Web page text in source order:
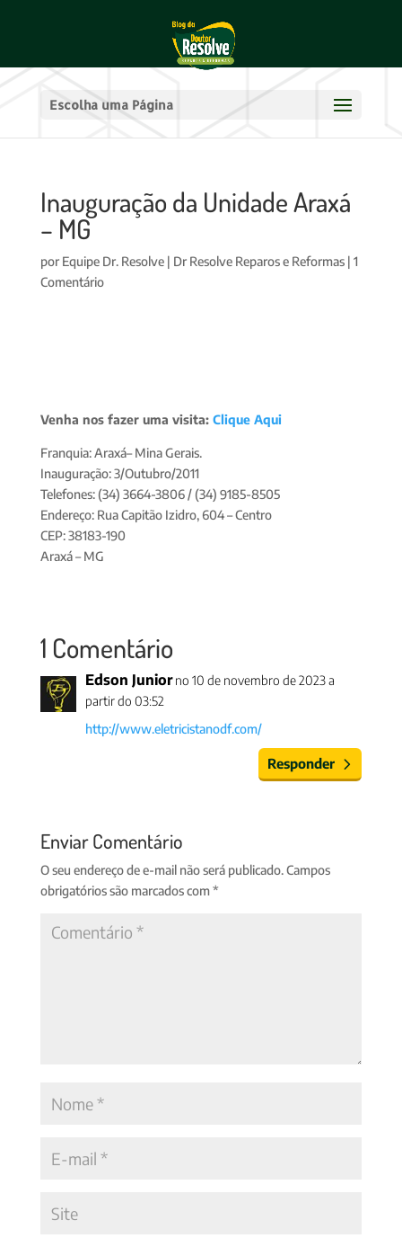
Escolha uma Página
Inauguração da Unidade Araxá
– MG
por Equipe Dr. Resolve| Dr Resolve Reparos e Reformas| 1
Comentário
Venha nos fazer uma visita: Clique Aqui
Franquia: Araxá– Mina Gerais.
Inauguração: 3/Outubro/2011
Telefones: (34) 3664-3806 / (34) 9185-8505
Endereço: Rua Capitão Izidro, 604 – Centro
CEP: 38183-190
Araxá – MG
1 Comentário
Edson Junior no 10 de novembro de 2023 a
partir do 03:52
http://www.eletricistanodf.com/
Responder
Enviar Comentário
O seu endereço de e-mail não será publicado.Campos
obrigatórios são marcados com*